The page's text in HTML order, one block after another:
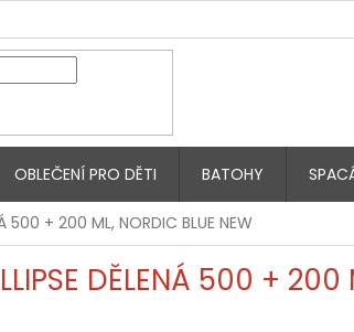
OBLEČENÍ PRO DĚTI BATOHY
500 + 200 ML, NORDIC BLUE NEW
DĚLENÁ 500 + 200